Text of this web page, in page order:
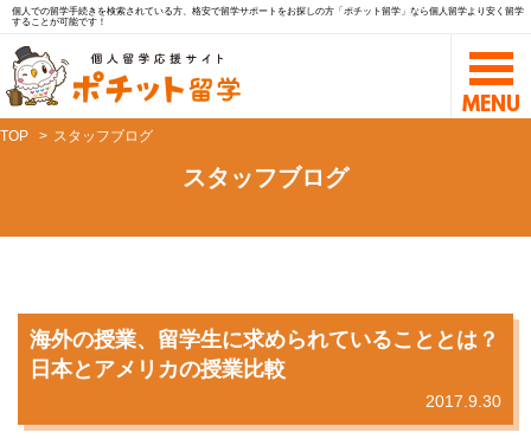
個人での留学手続きを検索されている方、格安で留学サポートをお探しの方「ポチット留学」なら個人留学より安く留学
することが可能です！
TOP スタッフブログ
スタッフブログ
海外の授業、留学生に求められていることとは？
日本とアメリカの授業比較
2017.9.30